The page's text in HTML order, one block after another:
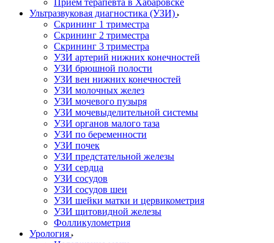
Прием терапевта в Хабаровске
Ультразвуковая диагностика (УЗИ)
Скрининг 1 триместра
Скрининг 2 триместра
Скрининг 3 триместра
УЗИ артерий нижних конечностей
УЗИ брюшной полости
УЗИ вен нижних конечностей
УЗИ молочных желез
УЗИ мочевого пузыря
УЗИ мочевыделительной системы
УЗИ органов малого таза
УЗИ по беременности
УЗИ почек
УЗИ предстательной железы
УЗИ сердца
УЗИ сосудов
УЗИ сосудов шеи
УЗИ шейки матки и цервикометрия
УЗИ щитовидной железы
Фолликулометрия
Урология